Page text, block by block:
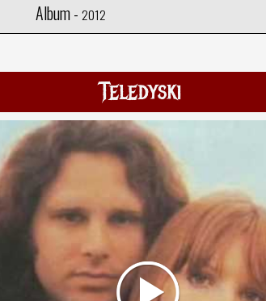
Album - 2012
Teledyski